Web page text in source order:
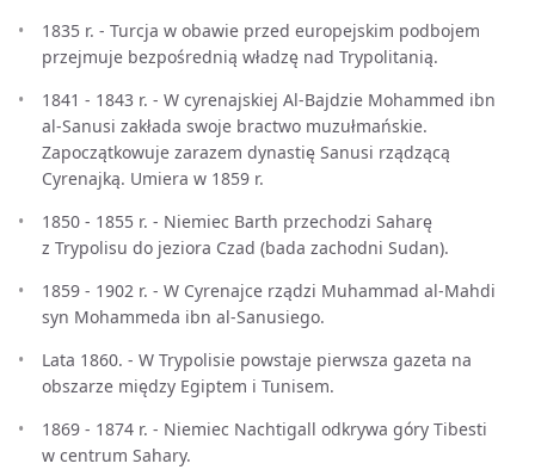
1835 r. - Turcja w obawie przed europejskim podbojem
przejmuje bezpośrednią władzę nad Trypolitanią.
1841 - 1843 r. - W cyrenajskiej Al-Bajdzie Mohammed ibn
al-Sanusi zakłada swoje bractwo muzułmańskie.
Zapoczątkowuje zarazem dynastię Sanusi rządzącą
Cyrenajką. Umiera w 1859 r.
1850 - 1855 r. - Niemiec Barth przechodzi Saharę
z Trypolisu do jeziora Czad (bada zachodni Sudan).
1859 - 1902 r. - W Cyrenajce rządzi Muhammad al-Mahdi
syn Mohammeda ibn al-Sanusiego.
Lata 1860. - W Trypolisie powstaje pierwsza gazeta na
obszarze między Egiptem i Tunisem.
1869 - 1874 r. - Niemiec Nachtigall odkrywa góry Tibesti
w centrum Sahary.